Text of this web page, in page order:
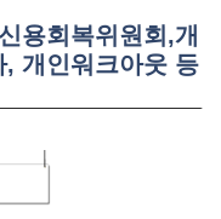
용회복위원회,개
개인워크아웃 등